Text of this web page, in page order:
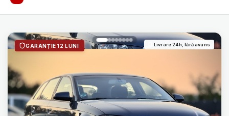
GARANȚIE 12 LUNI Livrare 24h, fără avans